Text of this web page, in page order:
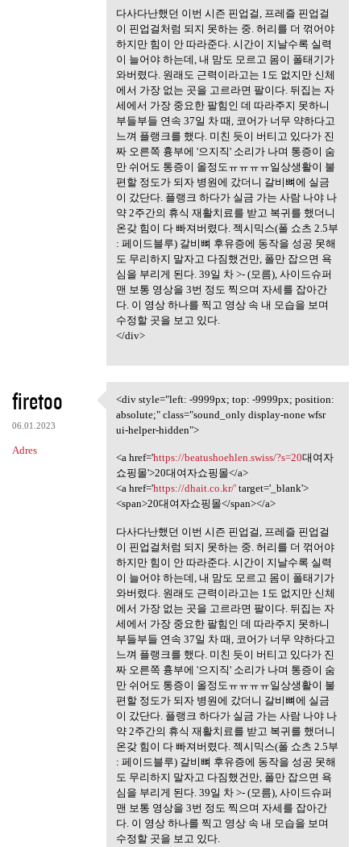
다사다난했던 이번 시즌 핀업걸, 프레즐 핀업걸
이 핀업걸처럼 되지 못하는 중. 허리를 더 꺾어야
하지만 힘이 안 따라준다. 시간이 지날수록 실력
이 늘어야 하는데, 내 맘도 모르고 몸이 폴태기가
와버렸다. 원래도 근력이라고는 1도 없지만 신체
에서 가장 없는 곳을 고르라면 팔이다. 뒤집는 자
세에서 가장 중요한 팔힘인 데 따라주지 못하니
부들부들 연속 37일 차 때, 코어가 너무 약하다고
느껴 플랭크를 했다. 미친 듯이 버티고 있다가 진
짜 오른쪽 흉부에 '으지직' 소리가 나며 통증이 숨
만 쉬어도 통증이 올정도ㅠㅠㅠㅠ일상생활이 불
편할 정도가 되자 병원에 갔더니 갈비뼈에 실금
이 갔단다. 플랭크 하다가 실금 가는 사람 나야 나
약 2주간의 휴식 재활치료를 받고 복귀를 했더니
온갖 힘이 다 빠져버렸다. 젝시믹스(폴 쇼츠 2.5부
: 페이드블루) 갈비뼈 후유증에 동작을 성공 못해
도 무리하지 말자고 다짐했건만, 폴만 잡으면 욕
심을 부리게 된다. 39일 차 >- (모름), 사이드슈퍼
맨 보통 영상을 3번 정도 찍으며 자세를 잡아간
다. 이 영상 하나를 찍고 영상 속 내 모습을 보며
수정할 곳을 보고 있다.
</div>
firetoo
06.01.2023
Adres
<div style="left: -9999px;
<div style="left: -9999px; top: -9999px; position:
absolute;" class="sound_only display-none wfsr
ui-helper-hidden">
<a href='https://beatushoehlen.swiss/?s=20대여자
쇼핑몰'>20대여자쇼핑몰</a>
<a href='https://dhait.co.kr/'target='_blank'>
<span>20대여자쇼핑몰</span></a>
다사다난했던 이번 시즌 핀업걸, 프레즐 핀업걸
이 핀업걸처럼 되지 못하는 중. 허리를 더 꺾어야
하지만 힘이 안 따라준다. 시간이 지날수록 실력
이 늘어야 하는데, 내 맘도 모르고 몸이 폴태기가
와버렸다. 원래도 근력이라고는 1도 없지만 신체
에서 가장 없는 곳을 고르라면 팔이다. 뒤집는 자
세에서 가장 중요한 팔힘인 데 따라주지 못하니
부들부들 연속 37일 차 때, 코어가 너무 약하다고
느껴 플랭크를 했다. 미친 듯이 버티고 있다가 진
짜 오른쪽 흉부에 '으지직' 소리가 나며 통증이 숨
만 쉬어도 통증이 올정도ㅠㅠㅠㅠ일상생활이 불
편할 정도가 되자 병원에 갔더니 갈비뼈에 실금
이 갔단다. 플랭크 하다가 실금 가는 사람 나야 나
약 2주간의 휴식 재활치료를 받고 복귀를 했더니
온갖 힘이 다 빠져버렸다. 젝시믹스(폴 쇼츠 2.5부
: 페이드블루) 갈비뼈 후유증에 동작을 성공 못해
도 무리하지 말자고 다짐했건만, 폴만 잡으면 욕
심을 부리게 된다. 39일 차 >- (모름), 사이드슈퍼
맨 보통 영상을 3번 정도 찍으며 자세를 잡아간
다. 이 영상 하나를 찍고 영상 속 내 모습을 보며
수정할 곳을 보고 있다.